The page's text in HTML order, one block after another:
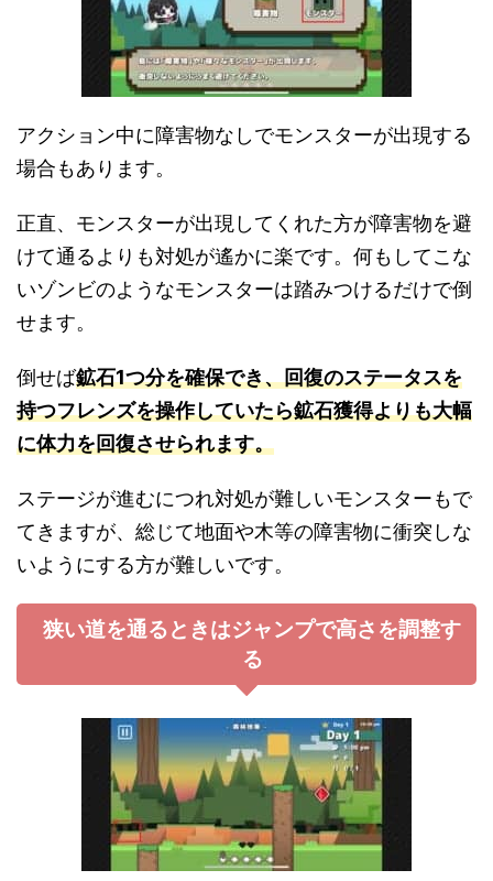
アクション中に障害物なしでモンスターが出現する
場合もあります。
正直、モンスターが出現してくれた方が障害物を避
けて通るよりも対処が遙かに楽です。何もしてこな
いゾンビのようなモンスターは踏みつけるだけで倒
せます。
倒せば鉱石1つ分を確保でき、回復のステータスを
持つフレンズを操作していたら鉱石獲得よりも大幅
に体力を回復させられます。
ステージが進むにつれ対処が難しいモンスターもで
てきますが、総じて地面や木等の障害物に衝突しな
いようにする方が難しいです。
狭い道を通るときはジャンプで高さを調整す
る